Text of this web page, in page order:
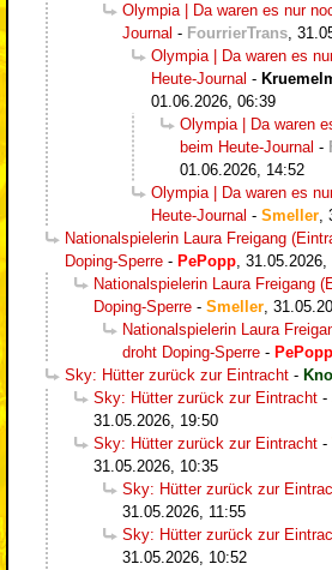
Olympia | Da waren es nur
Journal - FourrierTrans,
Olympia | Da waren es
Heute-Journal -
01.06.2026, 06:39
Olympia | Da waren
beim Heute-Journal -
01.06.2026, 14:52
Olympia | Da waren es
Heute-Journal - Smeller,
Nationalspielerin Laura Freigang
Doping-Sperre - PePopp, 31.05.2026,
Nationalspielerin Laura Freigang
Doping-Sperre - Smeller,
Nationalspielerin Laura
droht Doping-Sperre - PePopp
Sky: Hütter zurück zur Eintracht -
Sky: Hütter zurück zur Eintracht -
31.05.2026, 19:50
Sky: Hütter zurück zur Eintracht -
31.05.2026, 10:35
Sky: Hütter zurück zur
31.05.2026, 11:55
Sky: Hütter zurück zur
31.05.2026, 10:52